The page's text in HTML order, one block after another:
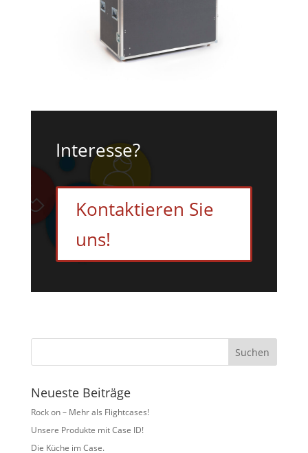
Interesse?
Kontaktieren Sie
uns!
Neueste Beiträge
Rock on – Mehr als Flightcases!
Unsere Produkte mit Case ID!
Die Küche im Case.